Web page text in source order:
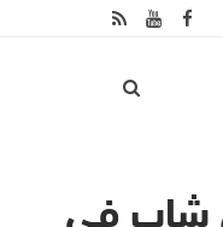
شاب في